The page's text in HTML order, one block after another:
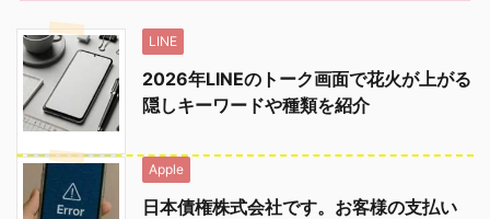
LINE
2026年LINEのトーク画面で花火が上がる
隠しキーワードや種類を紹介
Apple
日本債権株式会社です。お客様の支払い